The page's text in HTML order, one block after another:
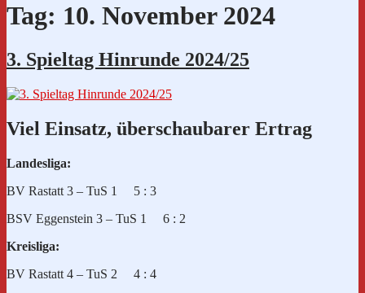
Tag: 10. November 2024
3. Spieltag Hinrunde 2024/25
Viel Einsatz, überschaubarer Ertrag
Landesliga:
BV Rastatt 3 – TuS 1 5 : 3
BSV Eggenstein 3 – TuS 1 6 : 2
Kreisliga:
BV Rastatt 4 – TuS 2 4 : 4